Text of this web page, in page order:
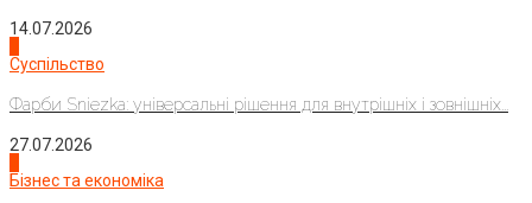
14.07.2026
Суспільство
Фарби Sniezka: універсальні рішення для внутрішніх і зовнішніх...
27.07.2026
Бізнес та економіка